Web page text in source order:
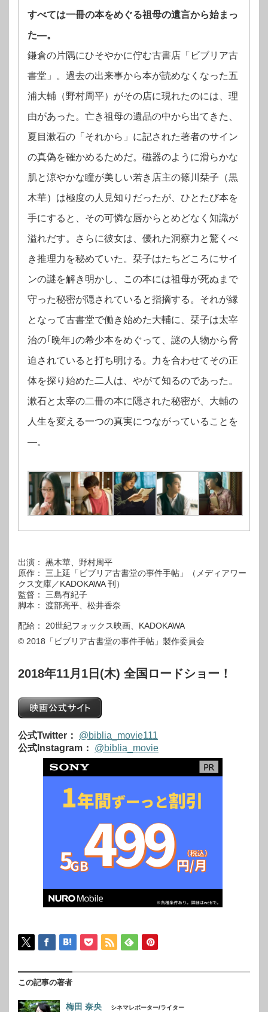
すべては一冊の本をめぐる祖母の遺言から始まっ
た―。
鎌倉の片隅にひそやかに佇む古書店「ビブリア古
書堂」。過去の出来事から本が読めなくなった五
浦大輔（野村周平）がその店に現れたのには、理
由があった。亡き祖母の遺品の中から出てきた、
夏目漱石の「それから」に記された著者のサイン
の真偽を確かめるためだ。磁器のように滑らかな
肌と涼やかな瞳が美しい若き店主の篠川栞子（黒
木華）は極度の人見知りだったが、ひとたび本を
手にすると、その可憐な唇からとめどなく知識が
溢れだす。さらに彼女は、優れた洞察力と驚くべ
き推理力を秘めていた。栞子はたちどころにサイ
ンの謎を解き明かし、この本には祖母が死ぬまで
守った秘密が隠されていると指摘する。それが縁
となって古書堂で働き始めた大輔に、栞子は太宰
治の｢晩年｣の希少本をめぐって、謎の人物から脅
迫されていると打ち明ける。力を合わせてその正
体を探り始めた二人は、やがて知るのであった。
漱石と太宰の二冊の本に隠された秘密が、大輔の
人生を変える一つの真実につながっていることを
―。
出演： 黒木華、野村周平
原作： 三上延「ビブリア古書堂の事件手帖」（メディアワー
クス文庫／KADOKAWA 刊）
監督： 三島有紀子
脚本： 渡部亮平、松井香奈
配給： 20世紀フォックス映画、KADOKAWA
© 2018「ビブリア古書堂の事件手帖」製作委員会
2018年11月1日(木) 全国ロードショー！
公式Twitter：
@biblia_movie111
公式Instagram：
@biblia_movie
この記事の著者
梅田 奈央 シネマレポーター/ライター